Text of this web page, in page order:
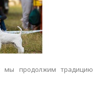
мы продолжим традицию